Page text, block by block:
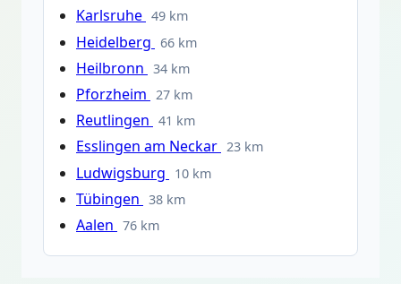
Karlsruhe 49 km
Heidelberg 66 km
Heilbronn 34 km
Pforzheim 27 km
Reutlingen 41 km
Esslingen am Neckar 23 km
Ludwigsburg 10 km
Tübingen 38 km
Aalen 76 km